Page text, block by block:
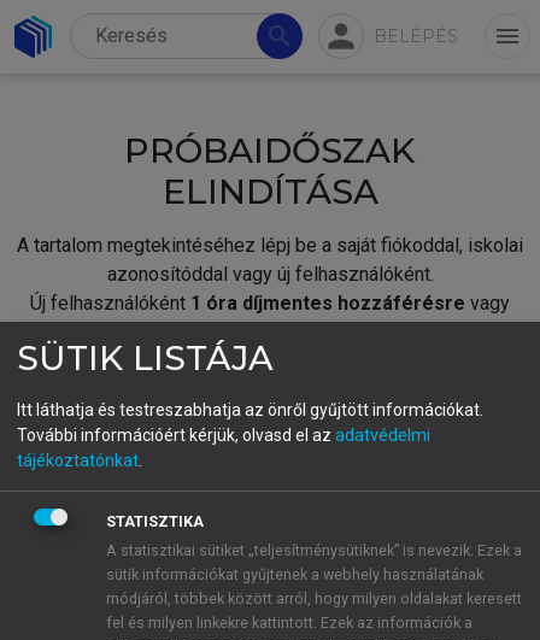
search person BELÉPÉS menu
PRÓBAIDŐSZAK
ELINDÍTÁSA
A tartalom megtekintéséhez lépj be a saját fiókoddal, iskolai
azonosítóddal vagy új felhasználóként.
Új felhasználóként 1 óra díjmentes hozzáférésre vagy
fiókoddal,vagy hozz létre új fiókot.
A regisztráció után apróbaidőszakautomatikusan
BELÉPÉS SAJÁT FIÓKKAL
ÚJ FIÓK LÉTREHOZÁSA
SÜTIK LISTÁJA
Itt láthatja és testreszabhatja az önről gyűjtött információkat.
További információért kérjük, olvasd el az adatvédelmi
tájékoztatónkat
STATISZTIKA
A statisztikai sütiket „teljesítménysütiknek” is nevezik. Ezek a
sütik információkat gyűjtenek a webhely használatának
módjáról, többek között arról, hogy milyen oldalakat keresett
fel és milyen linkekre kattintott. Ezek az információk a